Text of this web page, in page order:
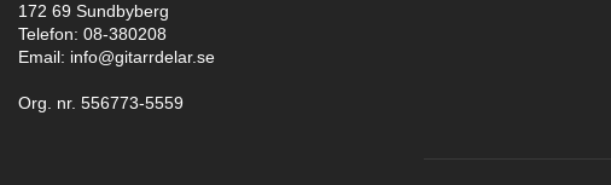
172 69 Sundbyberg
Telefon: 08-380208
Email: info@gitarrdelar.se
Org. nr. 556773-5559